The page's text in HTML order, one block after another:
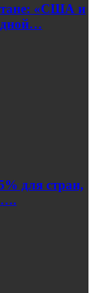
«США и
для стран,